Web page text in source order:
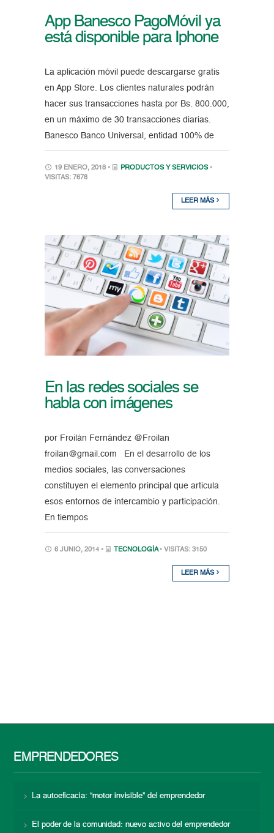
App Banesco PagoMóvil ya
está disponible para Iphone
La aplicación móvil puede descargarse gratis
en App Store. Los clientes naturales podrán
hacer sus transacciones hasta por Bs. 800.000,
en un máximo de 30 transacciones diarias.
Banesco Banco Universal, entidad 100% de
19 ENERO, 2018 • PRODUCTOS Y SERVICIOS •
VISITAS: 7678
LEER MÁS
En las redes sociales se
habla con imágenes
por Froilán Fernández @Froilan
froilan@gmail.com En el desarrollo de los
medios sociales, las conversaciones
constituyen el elemento principal que articula
esos entornos de intercambio y participación.
En tiempos
6 JUNIO, 2014 • TECNOLOGÍA • VISITAS: 3150
LEER MÁS
EMPRENDEDORES
La autoeficacia: “motor invisible” del emprendedor
El poder de la comunidad: nuevo activo del emprendedor